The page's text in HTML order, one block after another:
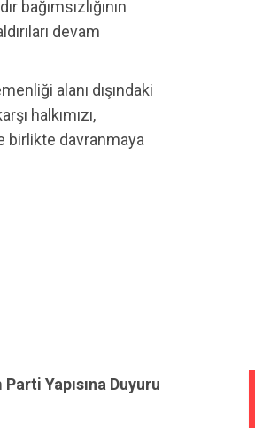
bağımsızlığının
devam
alanı dışındaki
halkımızı,
birlikte davranmaya
Parti Yapısına Duyuru